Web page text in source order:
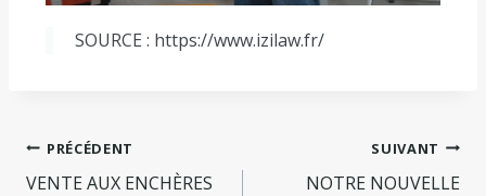
SOURCE : https://www.izilaw.fr/
PRÉCÉDENT
VENTE AUX ENCHÈRES
SUIVANT
NOTRE NOUVELLE